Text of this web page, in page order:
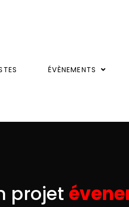
ÉVÈNEMENTS
projet